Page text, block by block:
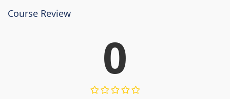
Course Review
0